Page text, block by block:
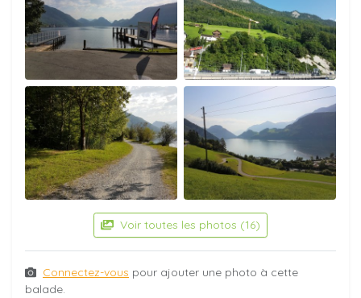
Voir toutes les photos (16)
Connectez-vous pour ajouter une photo à cette
balade.